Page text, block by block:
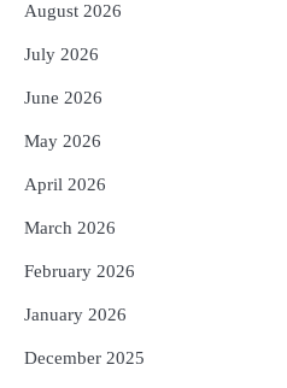
5
August 2026
July 2026
June 2026
May 2026
April 2026
March 2026
February 2026
January 2026
December 2025